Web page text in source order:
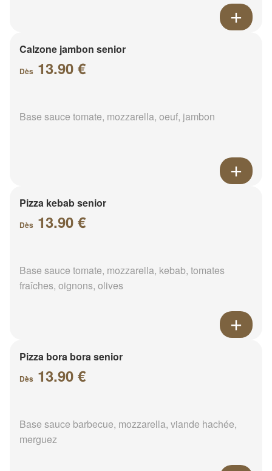
Calzone jambon senior
Dès 13.90 €
Base sauce tomate, mozzarella, oeuf, jambon
Pizza kebab senior
Dès 13.90 €
Base sauce tomate, mozzarella, kebab, tomates
fraîches, oignons, olives
Pizza bora bora senior
Dès 13.90 €
Base sauce barbecue, mozzarella, viande hachée,
merguez